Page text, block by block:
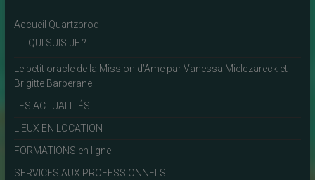
Accueil Quartzprod
QUI SUIS-JE ?
Le petit oracle de la Mission d’Ame par Vanessa Mielczareck et
Brigitte Barberane
LES ACTUALITÉS
LIEUX EN LOCATION
FORMATIONS en ligne
SERVICES AUX PROFESSIONNELS